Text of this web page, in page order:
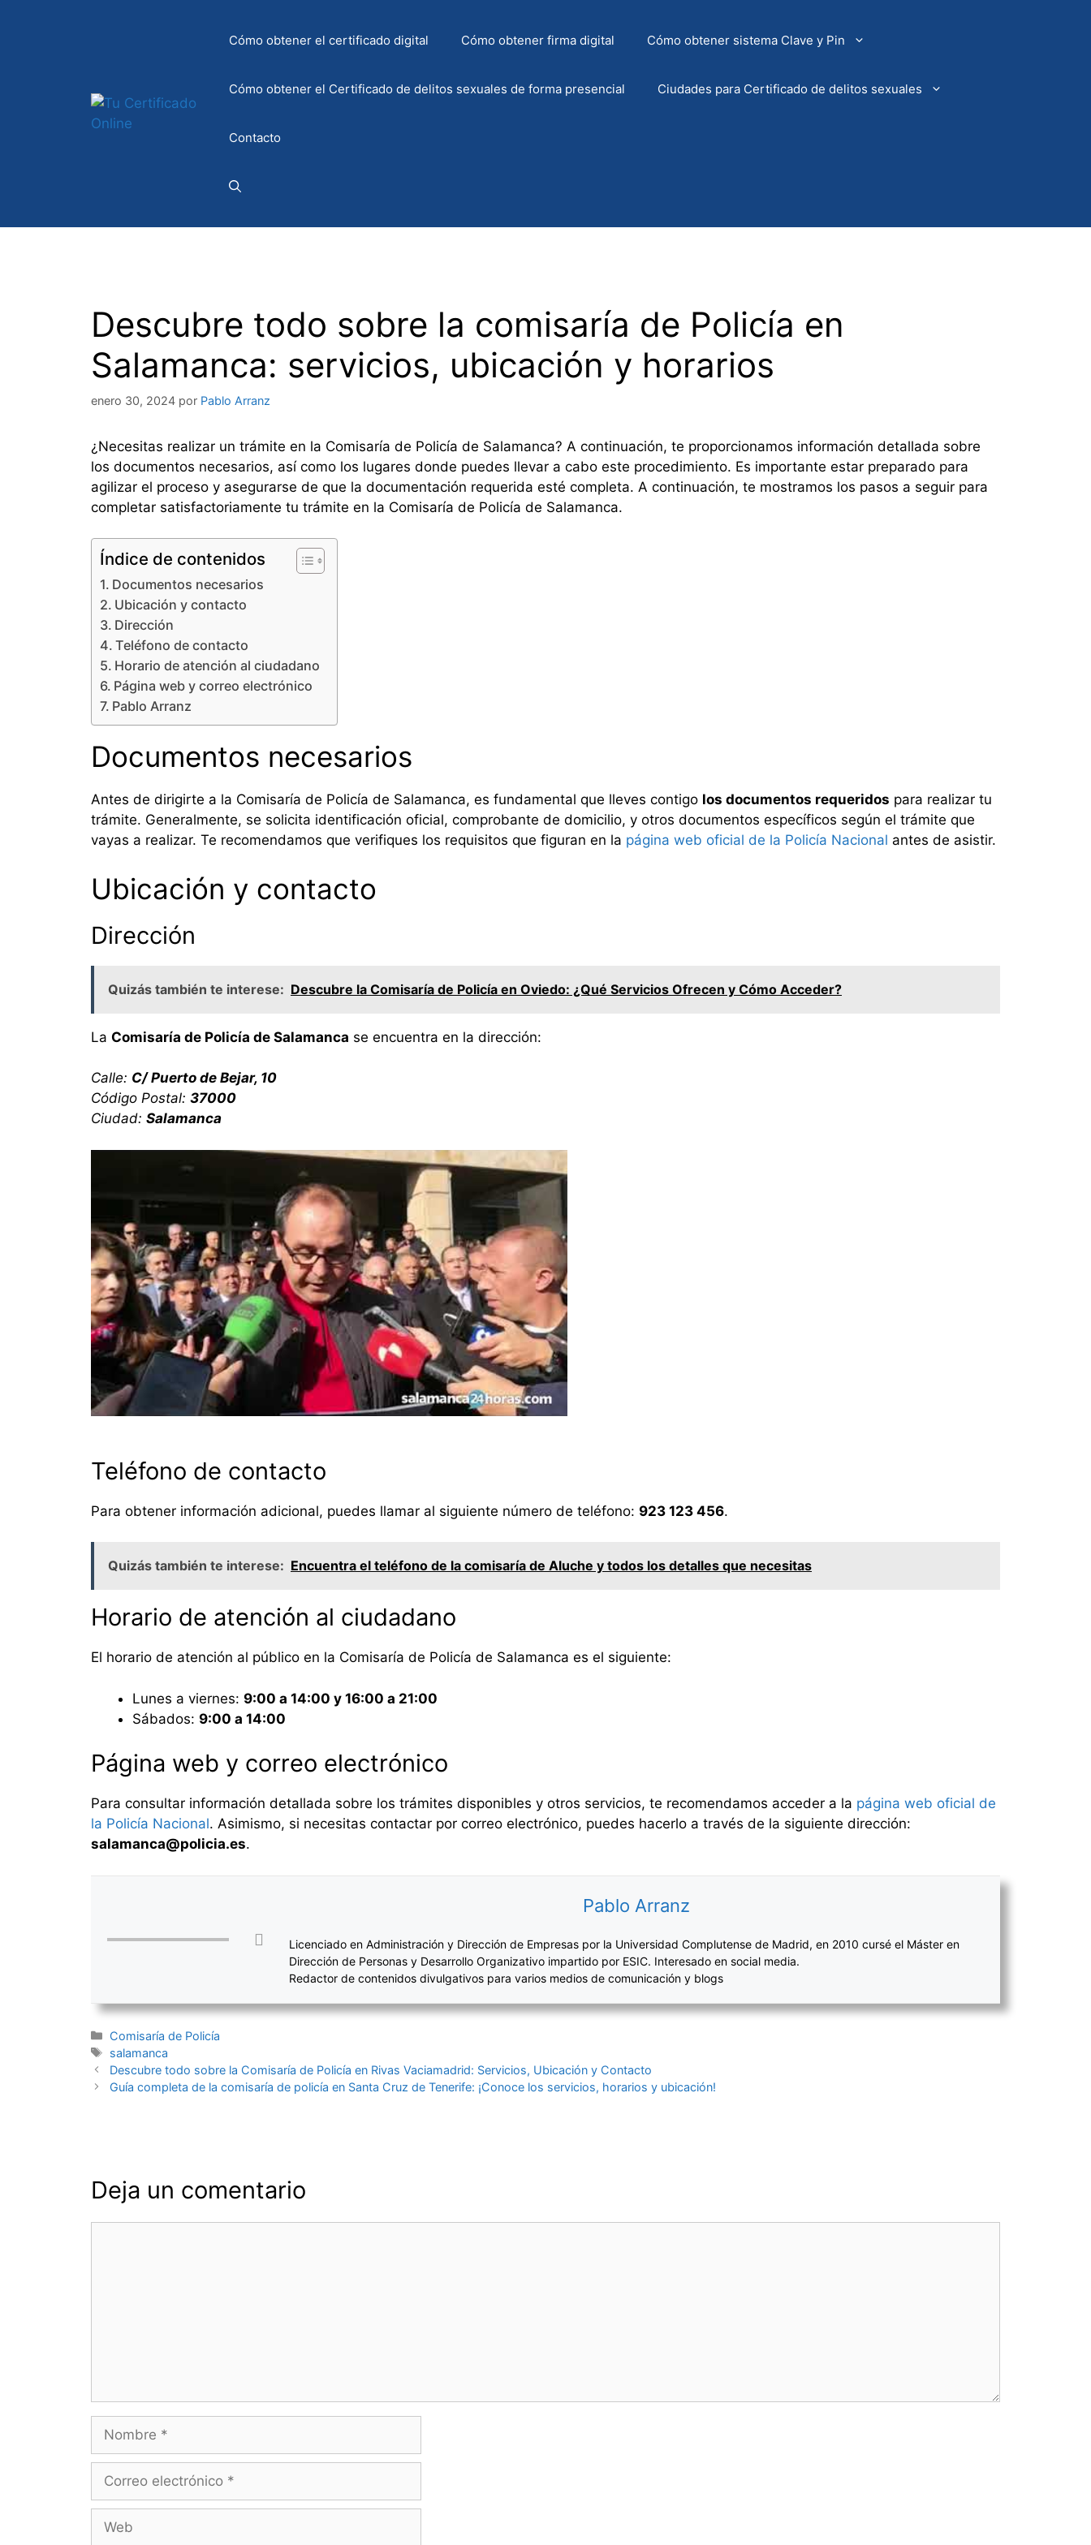
Cómo obtener el certificado digital Cómo obtener firma digital Cómo obtener sistema Clave y Pin
Cómo obtener el Certificado de delitos sexuales de forma presencial Ciudades para Certificado de delitos sexuales
Contacto
Descubre todo sobre la comisaría de Policía en
Salamanca: servicios, ubicación y horarios
enero 30, 2024 por Pablo Arranz
¿Necesitas realizar un trámite en la Comisaría de Policía de Salamanca? A continuación, te proporcionamos información detallada sobre
los documentos necesarios, así como los lugares donde puedes llevar a cabo este procedimiento. Es importante estar preparado para
agilizar el proceso y asegurarse de que la documentación requerida esté completa. A continuación, te mostramos los pasos a seguir para
completar satisfactoriamente tu trámite en la Comisaría de Policía de Salamanca.
Índice de contenidos
Documentos necesarios
Ubicación y contacto
Dirección
Teléfono de contacto
Horario de atención al ciudadano
Página web y correo electrónico
Pablo Arranz
Documentos necesarios
Antes de dirigirte a la Comisaría de Policía de Salamanca, es fundamental que lleves contigo los documentos requeridos para realizar tu
trámite. Generalmente, se solicita identificación oficial, comprobante de domicilio, y otros documentos específicos según el trámite que
vayas a realizar. Te recomendamos que verifiques los requisitos que figuran en la página web oficial de la Policía Nacional antes de asistir.
Ubicación y contacto
Dirección
Quizás también te interese: Descubre la Comisaría de Policía en Oviedo: ¿Qué Servicios Ofrecen y Cómo Acceder?
La Comisaría de Policía de Salamanca se encuentra en la dirección:
Calle: C/ Puerto de Bejar, 10
Código Postal: 37000
Ciudad: Salamanca
Teléfono de contacto
Para obtener información adicional, puedes llamar al siguiente número de teléfono: 923 123 456.
Quizás también te interese: Encuentra el teléfono de la comisaría de Aluche y todos los detalles que necesitas
Horario de atención al ciudadano
El horario de atención al público en la Comisaría de Policía de Salamanca es el siguiente:
Lunes a viernes: 9:00 a 14:00 y 16:00 a 21:00
Sábados: 9:00 a 14:00
Página web y correo electrónico
Para consultar información detallada sobre los trámites disponibles y otros servicios, te recomendamos acceder a la página web oficial de
la Policía Nacional. Asimismo, si necesitas contactar por correo electrónico, puedes hacerlo a través de la siguiente dirección:
salamanca@policia.es.
Pablo Arranz
Licenciado en Administración y Dirección de Empresas por la Universidad Complutense de Madrid, en 2010 cursé el Máster en
Dirección de Personas y Desarrollo Organizativo impartido por ESIC. Interesado en social media.
Redactor de contenidos divulgativos para varios medios de comunicación y blogs
Categorías
Comisaría de Policía
Etiquetas
salamanca
Navegación
de
Descubre todo sobre la Comisaría de Policía en Rivas Vaciamadrid: Servicios, Ubicación y Contacto
Guía completa de la comisaría de policía en Santa Cruz de Tenerife: ¡Conoce los servicios, horarios y ubicación!
Deja un comentario
electrónico